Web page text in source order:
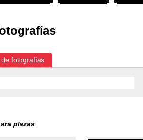
fotografías
plazas